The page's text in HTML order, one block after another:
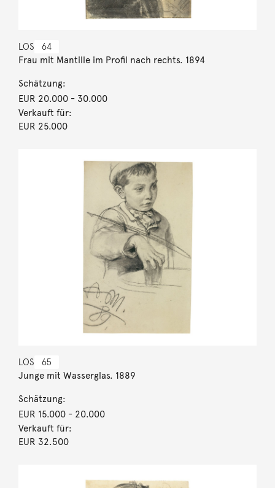
LOS 64
Frau mit Mantille im Profil nach rechts. 1894
Schätzung:
EUR 20.000- 30.000
Verkauft für:
EUR 25.000
LOS 65
Junge mit Wasserglas. 1889
Schätzung:
EUR 15.000- 20.000
Verkauft für:
EUR 32.500